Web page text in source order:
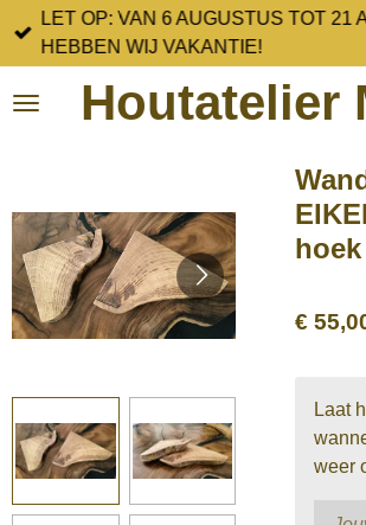
Ga
direct
de
Houtatelier
LET OP: VAN 6 AUGUSTUS TOT 21
HEBBEN WIJ VAKANTIE!
hoek
€
Laat
weer